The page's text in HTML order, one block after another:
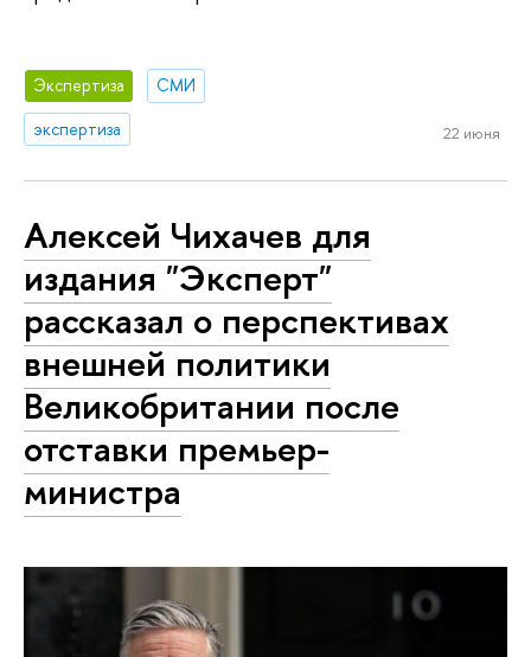
Экспертиза
СМИ
экспертиза
22 июня
Алексей Чихачев для
издания "Эксперт"
рассказал о перспективах
внешней политики
Великобритании после
отставки премьер-
министра